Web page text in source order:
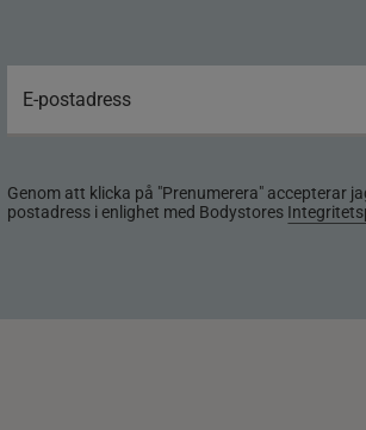
Genom att klicka på "Prenumerera" accepterar
postadress i enlighet med Bodystores